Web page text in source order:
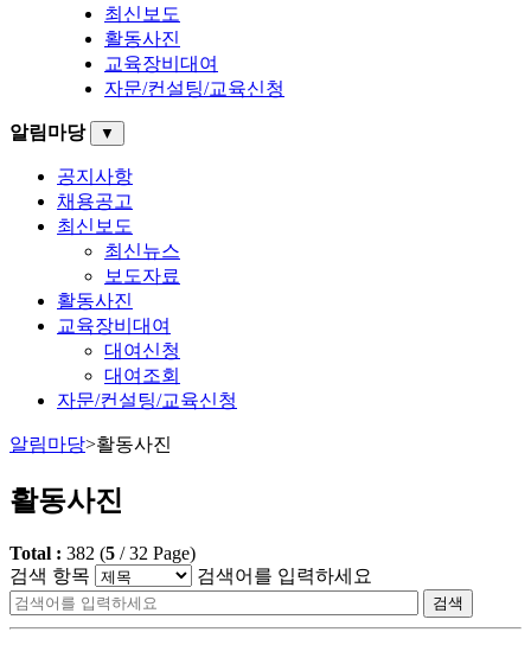
최신보도
활동사진
교육장비대여
자문/컨설팅/교육신청
알림마당 ▼
공지사항
채용공고
최신보도
최신뉴스
보도자료
활동사진
교육장비대여
대여신청
대여조회
자문/컨설팅/교육신청
알림마당>활동사진
활동사진
Total : 382 (5 /32 Page)
검색 항목
검색어를 입력하세요
검색